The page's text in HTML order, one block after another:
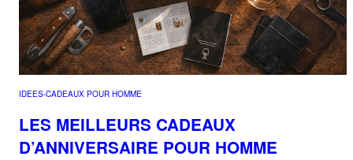
IDEES-CADEAUX POUR HOMME
LES MEILLEURS CADEAUX
D’ANNIVERSAIRE POUR HOMME